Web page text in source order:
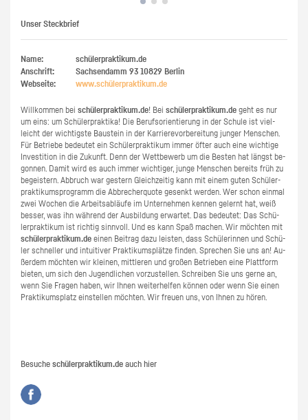
Unser Steckbrief
Name:
schülerpraktikum.de
Anschrift:
Sachsendamm 93 10829 Berlin
Webseite:
www.​schüler​prak​tiku​m.​de
Will­kom­men bei schü­ler­prak­ti­kum.de! Bei schü­ler­prak­ti­kum.de geht es nur
um eins: um Schü­ler­prak­ti­ka! Die Be­rufs­ori­en­tie­rung in der Schu­le ist viel­
leicht der wich­tigs­te Bau­stein in der Kar­rie­re­vor­be­rei­tung jun­ger Men­schen.
Für Be­trie­be be­deu­tet ein Schü­ler­prak­ti­kum immer öfter auch eine wich­ti­ge
In­ves­ti­ti­on in die Zu­kunft. Denn der Wett­be­werb um die Bes­ten hat längst be­
gon­nen. Damit wird es auch immer wich­ti­ger, junge Men­schen be­reits früh zu
be­geis­tern. Ab­bruch war ges­tern Gleich­zei­tig kann mit einem guten Schü­ler­
prak­ti­kums­pro­gramm die Ab­bre­cher­quo­te ge­senkt wer­den. Wer schon ein­mal
zwei Wo­chen die Ar­beits­ab­läu­fe im Un­ter­neh­men ken­nen ge­lernt hat, weiß
bes­ser, was ihn wäh­rend der Aus­bil­dung er­war­tet. Das be­deu­tet: Das Schü­
ler­prak­ti­kum ist rich­tig sinn­voll. Und es kann Spaß ma­chen. Wir möch­ten mit
schü­ler­prak­ti­kum.de einen Bei­trag dazu leis­ten, dass Schü­le­rin­nen und Schü­
ler schnel­ler und in­tui­ti­ver Prak­ti­kums­plät­ze fin­den. Spre­chen Sie uns an! Au­
ßer­dem möch­ten wir klei­nen, mitt­le­ren und gro­ßen Be­trie­ben eine Platt­form
bie­ten, um sich den Ju­gend­li­chen vor­zu­stel­len. Schrei­ben Sie uns gerne an,
wenn Sie Fra­gen haben, wir Ihnen wei­ter­hel­fen kön­nen oder wenn Sie einen
Prak­ti­kums­platz ein­stel­len möch­ten. Wir freu­en uns, von Ihnen zu hören.
Besuche schülerpraktikum.de auch hier